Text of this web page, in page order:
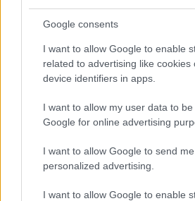
Google consents
I want to allow Google to enable
related to advertising like cookies
device identifiers in apps.
I want to allow my user data to
Google for online advertising
I want to allow Google to send me
personalized advertising.
I want to allow Google to enable
BraviaBoy
A tégelyes kenhető Lurpak
ropogós zsemlével, vagy
Semmi nem kell rá, vétek
zöldséggel, csak a vaj és